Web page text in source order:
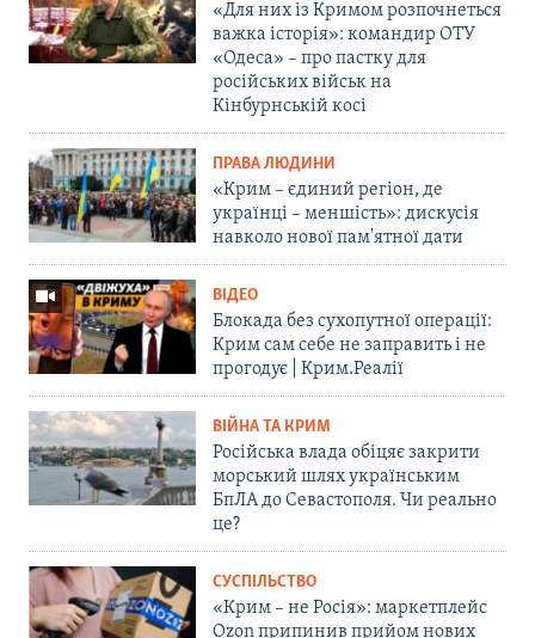
«Для них із Кримом розпочнеться
важка історія»: командир ОТУ
«Одеса» – про пастку для
російських військ на
Кінбурнській косі
ПРАВА ЛЮДИНИ
«Крим – єдиний регіон, де
українці – меншість»: дискусія
навколо нової пам'ятної дати
ВІДЕО
Блокада без сухопутної операції:
Крим сам себе не заправить і не
прогодує | Крим.Реалії
ВІЙНА ТА КРИМ
Російська влада обіцяє закрити
морський шлях українським
БпЛА до Севастополя. Чи реально
це?
СУСПІЛЬСТВО
«Крим – не Росія»: маркетплейс
Ozon припинив прийом нових